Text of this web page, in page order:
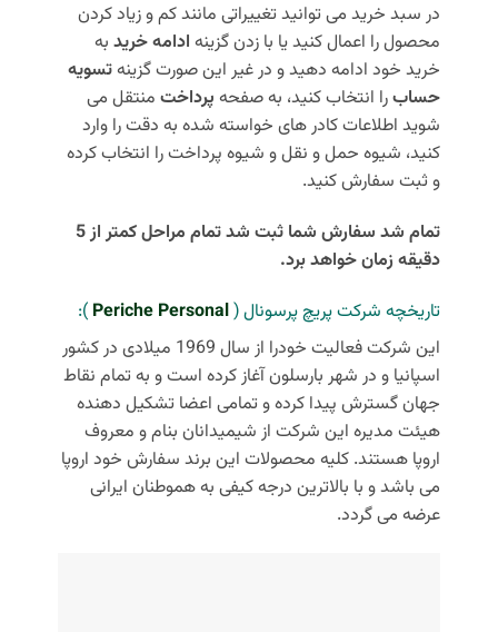
در سبد خرید می توانید تغییراتی مانند کم و زیاد کردن
محصول را اعمال کنید یا با زدن گزینه ادامه خریدبه
خرید خود ادامه دهید و در غیر این صورت گزینهتسویه
حسابرا انتخاب کنید، به صفحه پرداختمنتقل می
شوید اطلاعات کادر های خواسته شده به دقت را وارد
کنید، شیوه حمل و نقل و شیوه پرداخت را انتخاب کرده
و ثبت سفارش کنید.
تمام شد سفارش شما ثبت شد تمام مراحل کمتر از 5
دقیقه زمان خواهد برد.
تاریخچه شرکت پریچ پرسونال (Periche Personal
):
این شرکت فعالیت خودرا از سال 1969 میلادی در کشور
اسپانیا و در شهر بارسلون آغاز کرده است و به تمام نقاط
جهان گسترش پیدا کرده و تمامی اعضا تشکیل دهنده
هیئت مدیره این شرکت از شیمیدانان بنام و معروف
اروپا هستند. کلیه محصولات این برند سفارش خود اروپا
می باشد و با بالاترین درجه کیفی به هموطنان ایرانی
عرضه می گردد.